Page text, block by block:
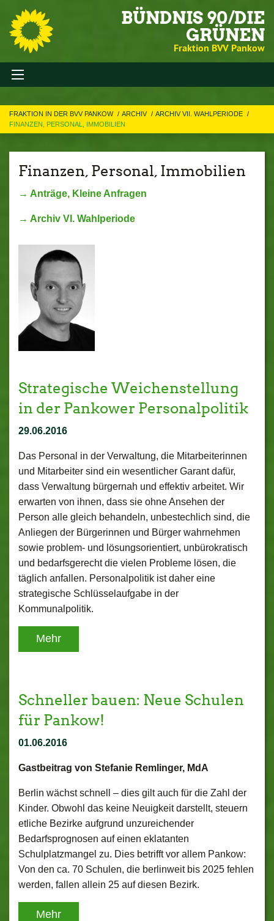
BÜNDNIS 90/DIE
GRÜNEN
Fraktion BVV Pankow
FRAKTION IN DER BVV PANKOW ARCHIV
ARCHIV VII. WAHLPERIODE
FINANZEN, PERSONAL, IMMOBILIEN
Finanzen, Personal, Immobilien
→ Anträge, Kleine Anfragen
→ Archiv VI. Wahlperiode
Strategische Weichenstellung
in der Pankower Personalpolitik
29.06.2016
Das Personal in der Verwaltung, die Mitarbeiterinnen
und Mitarbeiter sind ein wesentlicher Garant dafür,
dass Verwaltung bürgernah und effektiv arbeitet. Wir
erwarten von ihnen, dass sie ohne Ansehen der
Person alle gleich behandeln, unbestechlich sind, die
Anliegen der Bürgerinnen und Bürger wahrnehmen
sowie problem- und lösungsorientiert, unbürokratisch
und bedarfsgerecht die vielen Probleme lösen, die
täglich anfallen. Personalpolitik ist daher eine
strategische Schlüsselaufgabe in der
Kommunalpolitik.
Mehr
Schneller bauen: Neue Schulen
für Pankow!
01.06.2016
Gastbeitrag von Stefanie Remlinger, MdA
Berlin wächst schnell – dies gilt auch für die Zahl der
Kinder. Obwohl das keine Neuigkeit darstellt, steuern
etliche Bezirke aufgrund unzureichender
Bedarfsprognosen auf einen eklatanten
Schulplatzmangel zu. Dies betrifft vor allem Pankow:
Von den ca. 70 Schulen, die berlinweit bis 2025 fehlen
werden, fallen allein 25 auf diesen Bezirk.
Mehr